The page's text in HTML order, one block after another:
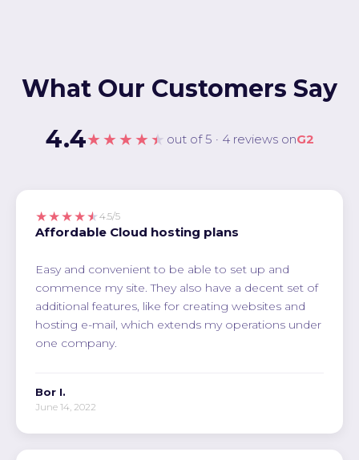
What Our Customers Say
4.4★★★★★ out of 5 · 4 reviews onG2
★★★★★ 4.5/5
Affordable Cloud hosting plans
Easy and convenient to be able to set up and
commence my site. They also have a decent set of
additional features, like for creating websites and
hosting e-mail, which extends my operations under
one company.
Bor I.
June 14, 2022